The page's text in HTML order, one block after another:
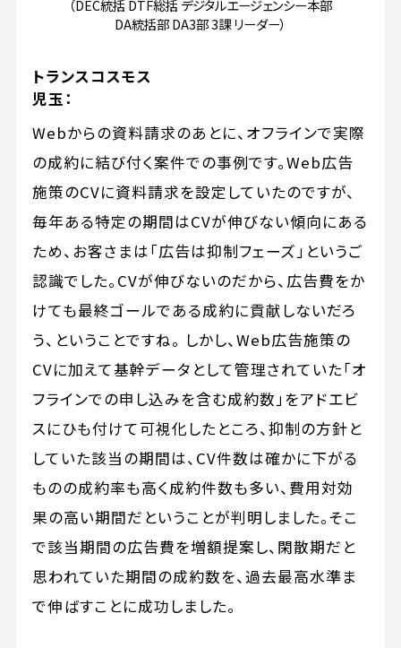
（DEC統括 DTF総括 デジタルエージェンシー本部
DA統括部 DA3部 3課 リーダー）
トランスコスモス
児玉：
Webからの資料請求のあとに、オフラインで実際
の成約に結び付く案件での事例です。Web広告
施策のCVに資料請求を設定していたのですが、
毎年ある特定の期間はCVが伸びない傾向にある
ため、お客さまは「広告は抑制フェーズ」というご
認識でした。CVが伸びないのだから、広告費をか
けても最終ゴールである成約に貢献しないだろ
う、ということですね。 しかし、Web広告施策の
CVに加えて基幹データとして管理されていた「オ
フラインでの申し込みを含む成約数」をアドエビ
スにひも付けて可視化したところ、抑制の方針と
していた該当の期間は、CV件数は確かに下がる
ものの成約率も高く成約件数も多い、費用対効
果の高い期間だということが判明しました。そこ
で該当期間の広告費を増額提案し、閑散期だと
思われていた期間の成約数を、過去最高水準ま
で伸ばすことに成功しました。